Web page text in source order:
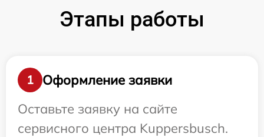
Этапы работы
1
Оформление заявки
Оставьте заявку на сайте
сервисного центра Kuppersbusch.